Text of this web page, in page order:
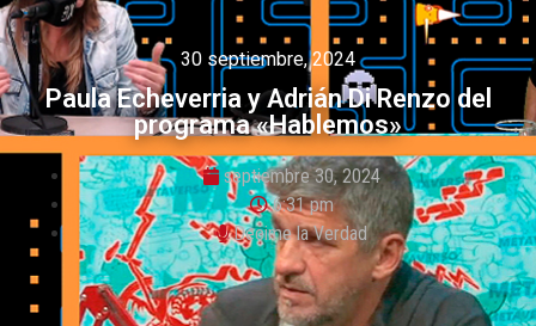
30 septiembre, 2024
Paula Echeverria y Adrián Di Renzo del
programa «Hablemos»
septiembre 30, 2024
6:31 pm
Decime la Verdad